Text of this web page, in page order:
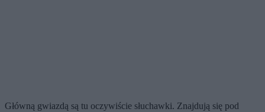
Główną gwiazdą są tu oczywiście słuchawki. Znajdują się pod